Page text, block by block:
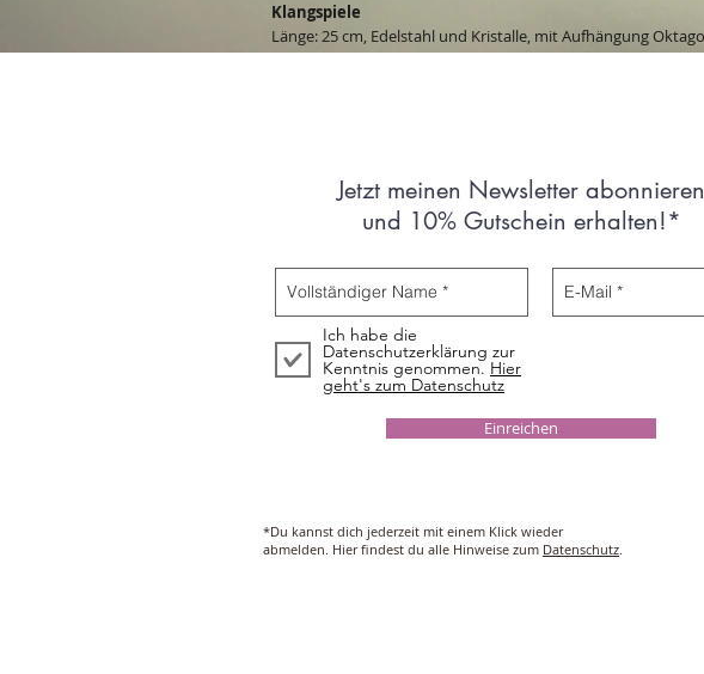
Klangspiele
Länge: 25 cm, Edelstahl und Kristalle, mit Aufhängung
Jetzt meinen Newsletter abonnieren
und 10% Gutschein erhalten!*
Ich habe die
Datenschutzerklärung zur
Kenntnis genommen. Hier
geht's zum Datenschutz
Einreichen
*Du kannst dich jederzeit mit einem Klick wieder
abmelden. Hier findest du alle Hinweise zum Datenschutz.